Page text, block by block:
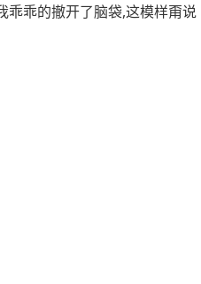
乖乖的撤开了脑袋,这模样甭说